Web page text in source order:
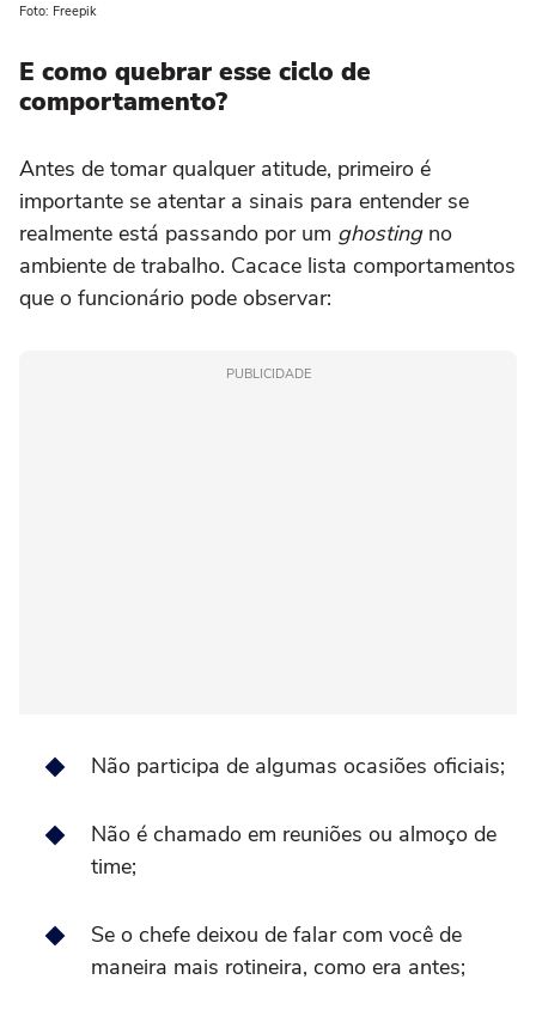
Foto: Freepik
E como quebrar esse ciclo de
comportamento?
Antes de tomar qualquer atitude, primeiro é
importante se atentar a sinais para entender se
realmente está passando por um ghosting no
ambiente de trabalho. Cacace lista comportamentos
que o funcionário pode observar:
PUBLICIDADE
Não participa de algumas ocasiões oficiais;
Não é chamado em reuniões ou almoço de
time;
Se o chefe deixou de falar com você de
maneira mais rotineira, como era antes;